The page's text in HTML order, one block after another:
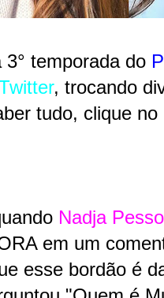
temporada do
, trocando
tudo, clique no
Nadja
em um
esse bordão é